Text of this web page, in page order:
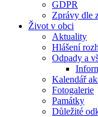
GDPR
Zprávy dle
Život v obci
Aktuality
Hlášení
Odpady a
Kalendář
Fotogalerie
Památky
Důležité